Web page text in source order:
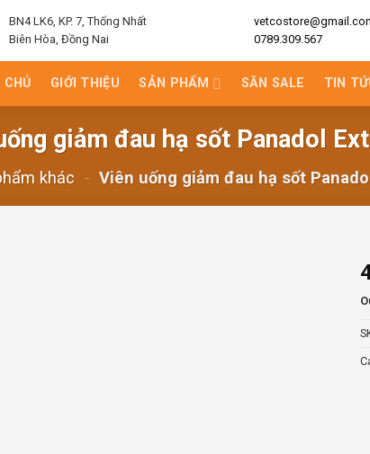
BN4 LK6, KP. 7, Thống Nhất
Biên Hòa, Đồng Nai
0789.309.567
CHỦ GIỚI THIỆU SẢN PHẨM SĂN SALE TIN
giảm đau hạ sốt Panadol
khác - Viên uống giảm đau hạ sốt